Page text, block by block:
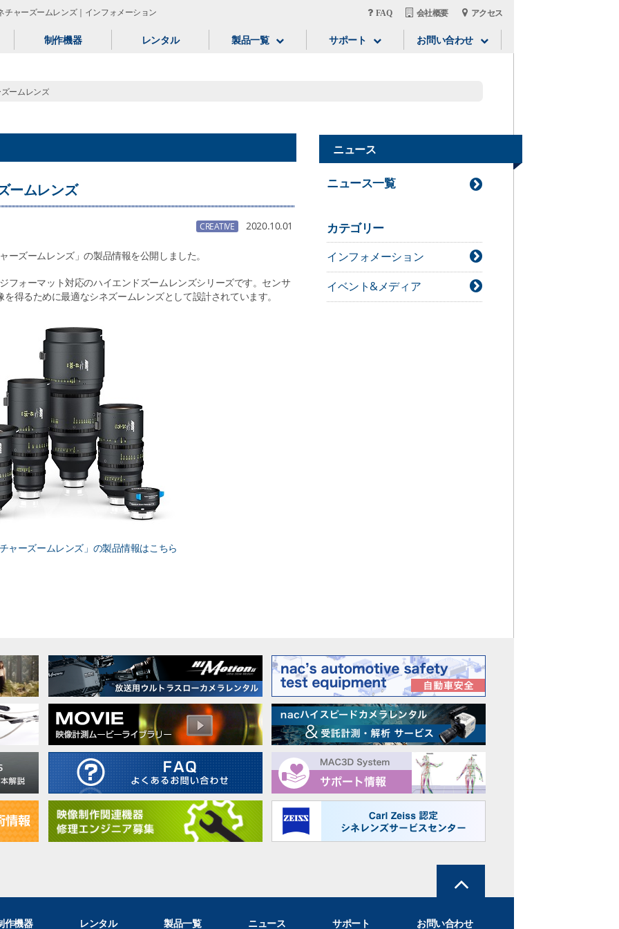
チャーズームレンズ｜インフォメーション FAQ 会社概要 アクセス
制作機器 レンタル 製品一覧 サポート お問い合わせ
ニュース
ームレンズ
ームレンズ
CREATIVE 2020.10.01
ーズームレンズ」の製品情報を公開しました。
フォーマット対応のハイエンドズームレンズシリーズです。センサ
得るために最適なシネズームレンズとして設計されています。
ャーズームレンズ」の製品情報はこちら
ニュース一覧
カテゴリー
インフォメーション
イベント&メディア
作機器 レンタル 製品一覧 ニュース サポート お問い合わせ